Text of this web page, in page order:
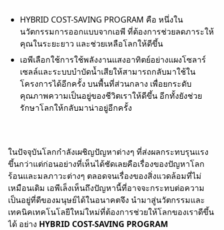
HYBRID COST-SAVING PROGRAM คือ หนึ่งใน
นวัตกรรมการออกแบบจากเอพี ที่ต้องการช่วยลดภาระให้
คุณในระยะยาว และช่วยเหลือโลกให้ดีขึ้น
เอพีเลือกใช้การใช้พลังงานแสงอาทิตย์อย่างแผงโซลาร์
เซลล์และระบบบำบัดน้ำเสียให้สามารถกลับมาใช้ใน
โครงการได้อีกครั้ง บนพื้นที่ส่วนกลาง เพื่อยกระดับ
คุณภาพความเป็นอยู่ของชีวิตเราให้ดีขึ้น อีกทั้งยังช่วย
รักษาโลกให้กลับมาน่าอยู่อีกครั้ง
ในปัจจุบันโลกกำลังเผชิญปัญหาต่างๆ ที่ส่งผลกระทบรุนแรง
ขึ้นกว่าแต่ก่อนอย่างที่เห็นได้ชัดเลยคือเรื่องของปัญหาโลก
ร้อนและมลภาวะต่างๆ ตลอดจนเรื่องของสิ่งแวดล้อมที่ไม่
เหมือนเดิม เอพีเล็งเห็นถึงปัญหานี้ที่อาจจะกระทบต่อความ
เป็นอยู่ที่ดีของมนุษย์ได้ในอนาคตจึง นำมาสู่นวัตกรรมและ
เทคนิคเทคโนโลยีใหม่ใหม่ที่ต้องการช่วยให้โลกของเราดีขึ้น
ได้ อย่าง HYBRID COST-SAVING PROGRAM